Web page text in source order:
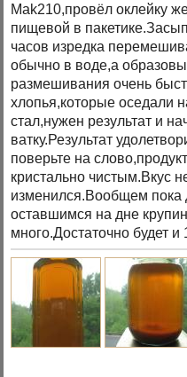
Mak210,провёл оклейку
пищевой в
часов изредка
обычно в воде,а
размешивания очень
хлопья,которые оседали
стал,нужен результат и
ватку.Результат
поверьте на
кристально чистым.Вкус
изменился.Вообщем пока
оставшимся на дне
много.Достаточно будет и